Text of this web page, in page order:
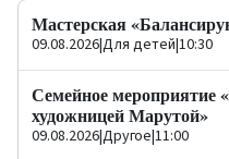
Мастерская
09.08.2026|Для детей|10:30
Семейное мероприятие
художницей Марутой»
09.08.2026|Другое|11:00